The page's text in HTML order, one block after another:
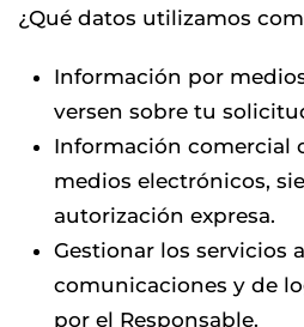
¿Qué datos utilizamos
Información por
versen sobre tu
Información comercial
medios electrónicos,
autorización expresa.
Gestionar los servicios
comunicaciones y de
por el Responsable.